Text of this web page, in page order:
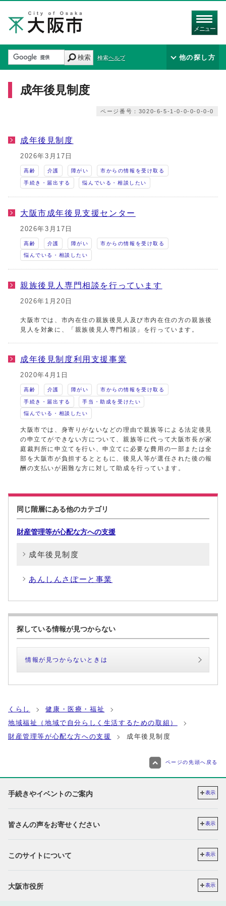
メニュー
検索 検索ヘルプ 他の探し方
成年後見制度
ページ番号：3020-6-5-1-0-0-0-0-0-0
成年後見制度
2026年3月17日
高齢 介護 障がい 市からの情報を受け取る
手続き・届出する 悩んでいる・相談したい
大阪市成年後見支援センター
2026年3月17日
高齢 介護 障がい 市からの情報を受け取る
悩んでいる・相談したい
親族後見人専門相談を行っています
2026年1月20日
大阪市では、市内在住の親族後見人及び市内在住の方の親族後
見人を対象に、「親族後見人専門相談」を行っています。
成年後見制度利用支援事業
2020年4月1日
高齢 介護 障がい 市からの情報を受け取る
手続き・届出する 手当・助成を受けたい
悩んでいる・相談したい
大阪市では、身寄りがないなどの理由で親族等による法定後見
の申立てができない方について、親族等に代って大阪市長が家
庭裁判所に申立てを行い、申立てに必要な費用の一部または全
部を大阪市が負担するとともに、後見人等が選任された後の報
酬の支払いが困難な方に対して助成を行っています。
同じ階層にある他のカテゴリ
財産管理等が心配な方への支援
成年後見制度
あんしんさぽーと事業
探している情報が見つからない
情報が見つからないときは
くらし
健康・医療・福祉
地域福祉（地域で自分らしく生活するための取組）
財産管理等が心配な方への支援
成年後見制度
ページの先頭へ戻る
手続きやイベントのご案内 表示
皆さんの声をお寄せください 表示
このサイトについて 表示
大阪市役所 表示